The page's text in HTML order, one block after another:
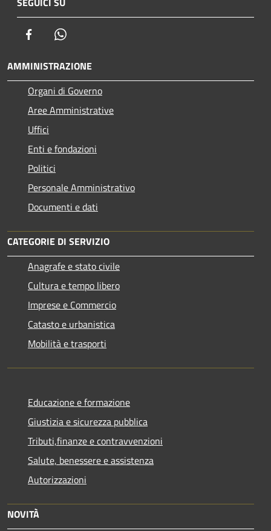
Facebook
AMMINISTRAZIONE
Organi di Governo
Aree Amministrative
Uffici
Enti e fondazioni
Politici
Personale Amministrativo
Documenti e dati
CATEGORIE DI SERVIZIO
Anagrafe e stato civile
Cultura e tempo libero
Imprese e Commercio
Catasto e urbanistica
Mobilità e trasporti
Educazione e formazione
Giustizia e sicurezza pubblica
Tributi,finanze e contravvenzioni
Salute, benessere e assistenza
Autorizzazioni
NOVITÀ